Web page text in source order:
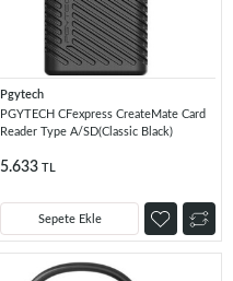
Pgytech
PGYTECH CFexpress CreateMate Card
Reader Type A/SD(Classic Black)
5.633 TL
Sepete Ekle